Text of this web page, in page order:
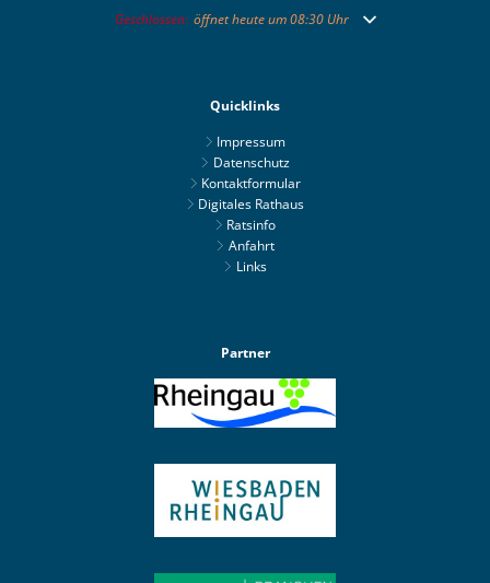
Klicken, um weitere Öffnungs- oder Schließzeiten
Geschlossen: öffnet heute um 08:30 Uhr
Quicklinks
Impressum
Datenschutz
Kontaktformular
Digitales Rathaus
Ratsinfo
Anfahrt
Links
Partner